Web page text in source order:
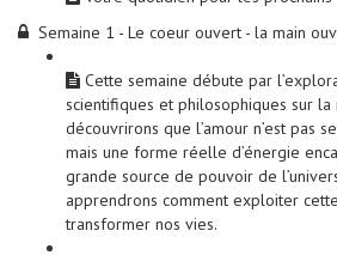
Semaine 1 - Le coeur ouvert - la main
Cette semaine débute par
scientifiques et philosophiques sur la
découvrirons que l’amour n’est pas
mais une forme réelle d’énergie
grande source de pouvoir de
apprendrons comment exploiter
transformer nos vies.